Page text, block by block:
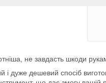
не завдасть шкоди
і дуже дешевий спосіб